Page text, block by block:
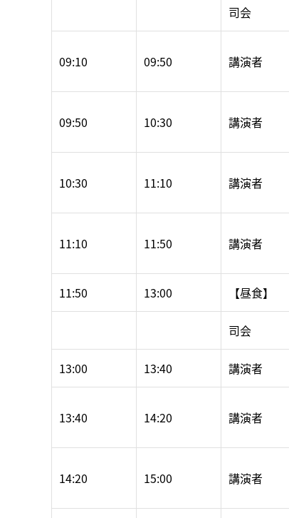
司会
09:10 09:50 講演者
09:50 10:30 講演者
10:30 11:10 講演者
11:10 11:50 講演者
11:50 13:00 【昼食】
司会
13:00 13:40 講演者
13:40 14:20 講演者
14:20 15:00 講演者